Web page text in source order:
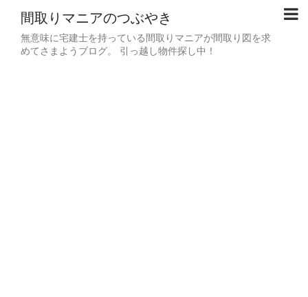
間取りマニアのつぶやき
無意味に宅建士を持っている間取りマニアが間取り図を求
めてさまようブログ。 引っ越し物件探し中！